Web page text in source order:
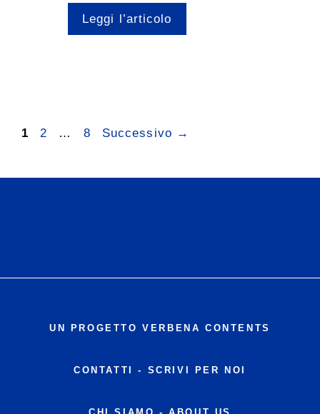
Leggi l’articolo
Pagina
1 Pagina
2 … Pagina
8 Successivo →
UN PROGETTO VERBENA CONTENTS
CONTATTI - SCRIVI PER NOI